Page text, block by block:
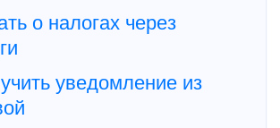
о налогах через
уведомление из